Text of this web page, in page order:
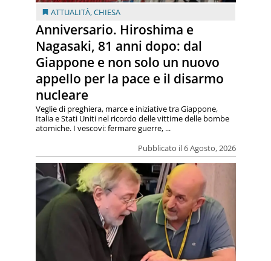
ATTUALITÀ,CHIESA
Anniversario. Hiroshima e
Nagasaki, 81 anni dopo: dal
Giappone e non solo un nuovo
appello per la pace e il disarmo
nucleare
Pubblicato il 6 Agosto, 2026
Veglie di preghiera, marce e iniziative tra Giappone,
Italia e Stati Uniti nel ricordo delle vittime delle bombe
atomiche. I vescovi: fermare guerre, ...